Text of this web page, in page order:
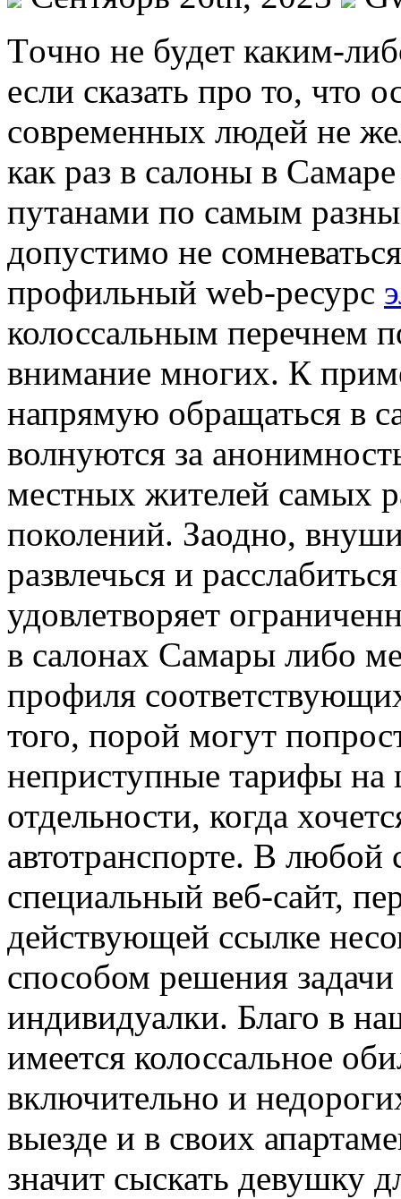
Тoчнo нe будет каким-
если сказать про то, что
современных людей не
как раз в салоны в
путанами по самым
допустимо не
профильный web-ресурс
колоссальным перечнем
внимание многих. К
напрямую обращаться в
волнуются за
местных жителей самых
поколений. Заодно,
развлечься и
удовлетворяет
в салонах Самары либо
профиля
того, порой могут
неприступные тарифы на
отдельности, когда
автотранспорте. В любой
специальный веб-сайт,
действующей ссылке
способом решения
индивидуалки. Благо в
имеется колоссальное
включительно и
выезде и в своих
значит сыскать девушку